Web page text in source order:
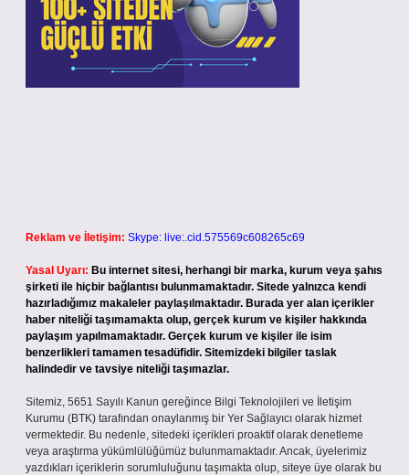
Reklam ve İletişim: Skype: live:.cid.575569c608265c69
Yasal Uyarı: Bu internet sitesi, herhangi bir marka, kurum veya şahıs
şirketi ile hiçbir bağlantısı bulunmamaktadır. Sitede yalnızca kendi
hazırladığımız makaleler paylaşılmaktadır. Burada yer alan içerikler
haber niteliği taşımamakta olup, gerçek kurum ve kişiler hakkında
paylaşım yapılmamaktadır. Gerçek kurum ve kişiler ile isim
benzerlikleri tamamen tesadüfidir. Sitemizdeki bilgiler taslak
halindedir ve tavsiye niteliği taşımazlar.
Sitemiz, 5651 Sayılı Kanun gereğince Bilgi Teknolojileri ve İletişim
Kurumu (BTK) tarafından onaylanmış bir Yer Sağlayıcı olarak hizmet
vermektedir. Bu nedenle, sitedeki içerikleri proaktif olarak denetleme
veya araştırma yükümlülüğümüz bulunmamaktadır. Ancak, üyelerimiz
yazdıkları içeriklerin sorumluluğunu taşımakta olup, siteye üye olarak bu